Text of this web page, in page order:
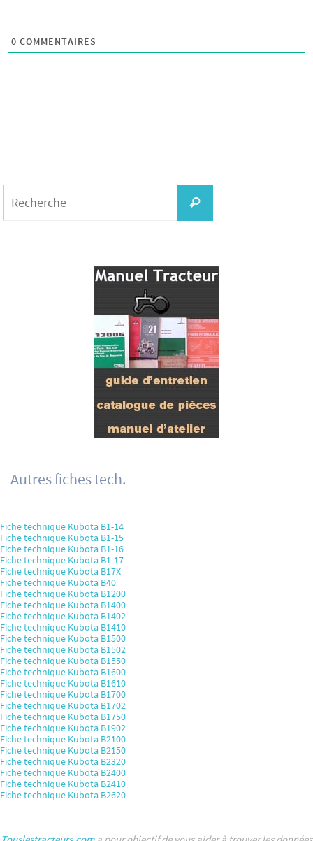
0 COMMENTAIRES
Recherche
Autres fiches tech.
Fiche technique Kubota B1-14
Fiche technique Kubota B1-15
Fiche technique Kubota B1-16
Fiche technique Kubota B1-17
Fiche technique Kubota B17X
Fiche technique Kubota B40
Fiche technique Kubota B1200
Fiche technique Kubota B1400
Fiche technique Kubota B1402
Fiche technique Kubota B1410
Fiche technique Kubota B1500
Fiche technique Kubota B1502
Fiche technique Kubota B1550
Fiche technique Kubota B1600
Fiche technique Kubota B1610
Fiche technique Kubota B1700
Fiche technique Kubota B1702
Fiche technique Kubota B1750
Fiche technique Kubota B1902
Fiche technique Kubota B2100
Fiche technique Kubota B2150
Fiche technique Kubota B2320
Fiche technique Kubota B2400
Fiche technique Kubota B2410
Fiche technique Kubota B2620